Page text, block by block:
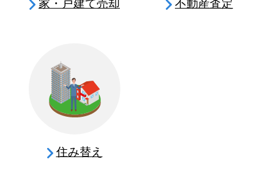
家・戸建て売却 不動産査定
住み替え